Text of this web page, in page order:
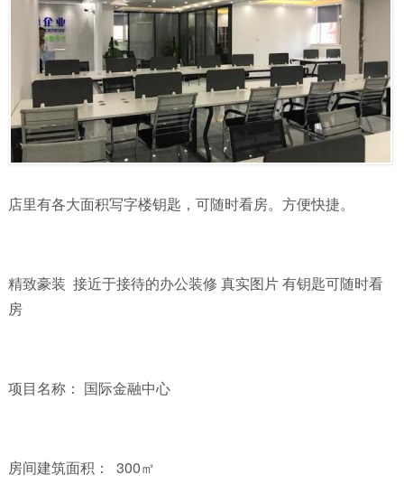
店里有各大面积写字楼钥匙，可随时看房。方便快捷。
精致豪装 接近于接待的办公装修 真实图片 有钥匙可随时看
房
项目名称： 国际金融中心
房间建筑面积： 300㎡